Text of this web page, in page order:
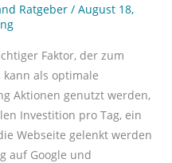
Ratgeber / August 18,
Faktor, der zum
kann als optimale
Aktionen genutzt werden,
Investition pro Tag, ein
Webseite gelenkt werden
auf Google und